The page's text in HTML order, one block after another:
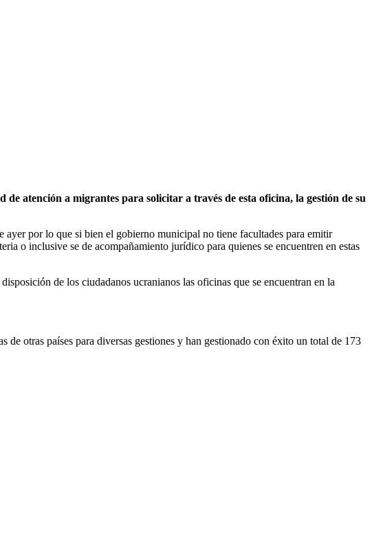
atención a migrantes para solicitar a través de esta oficina, la gestión de su
por lo que si bien el gobierno municipal no tiene facultades para emitir
o inclusive se de acompañamiento jurídico para quienes se encuentren en estas
de los ciudadanos ucranianos las oficinas que se encuentran en la
otras países para diversas gestiones y han gestionado con éxito un total de 173